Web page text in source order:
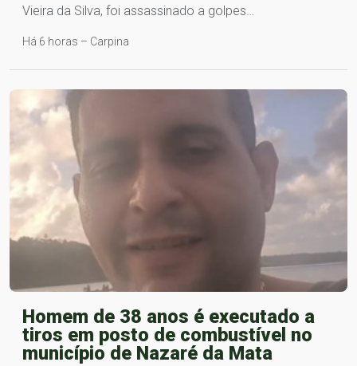
Vieira da Silva, foi assassinado a golpes…
Há 6 horas – Carpina
Homem de 38 anos é executado a
tiros em posto de combustível no
município de Nazaré da Mata